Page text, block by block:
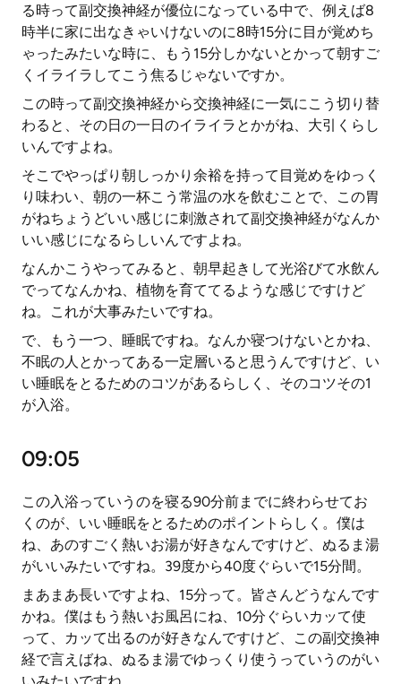
る時って副交換神経が優位になっている中で、例えば8
時半に家に出なきゃいけないのに8時15分に目が覚めち
ゃったみたいな時に、もう15分しかないとかって朝すご
くイライラしてこう焦るじゃないですか。
この時って副交換神経から交換神経に一気にこう切り替
わると、その日の一日のイライラとかがね、大引くらし
いんですよね。
そこでやっぱり朝しっかり余裕を持って目覚めをゆっく
り味わい、朝の一杯こう常温の水を飲むことで、この胃
がねちょうどいい感じに刺激されて副交換神経がなんか
いい感じになるらしいんですよね。
なんかこうやってみると、朝早起きして光浴びて水飲ん
でってなんかね、植物を育ててるような感じですけど
ね。これが大事みたいですね。
で、もう一つ、睡眠ですね。なんか寝つけないとかね、
不眠の人とかってある一定層いると思うんですけど、い
い睡眠をとるためのコツがあるらしく、そのコツその1
が入浴。
09:05
この入浴っていうのを寝る90分前までに終わらせてお
くのが、いい睡眠をとるためのポイントらしく。僕は
ね、あのすごく熱いお湯が好きなんですけど、ぬるま湯
がいいみたいですね。39度から40度ぐらいで15分間。
まあまあ長いですよね、15分って。皆さんどうなんです
かね。僕はもう熱いお風呂にね、10分ぐらいカッて使
って、カッて出るのが好きなんですけど、この副交換神
経で言えばね、ぬるま湯でゆっくり使うっていうのがい